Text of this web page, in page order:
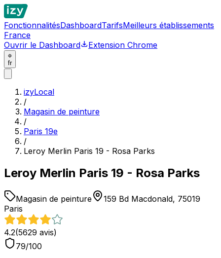
FonctionnalitésDashboardTarifsMeilleurs établissements
France
Ouvrir le Dashboard
Extension Chrome
fr
izyLocal
/
Magasin de peinture
/
Paris 19e
/
Leroy Merlin Paris 19 - Rosa Parks
Leroy Merlin Paris 19 - Rosa Parks
Magasin de peinture
159 Bd Macdonald, 75019
Paris
4.2(5629 avis)
79/100